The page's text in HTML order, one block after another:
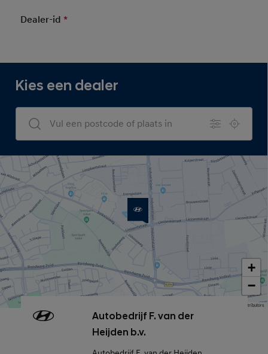
Dealer-id*
+
−
Map data © OpenStreetMap contributors
Kies een dealer
Dealers Search
Autobedrijf F. van der
Heijden b.v.